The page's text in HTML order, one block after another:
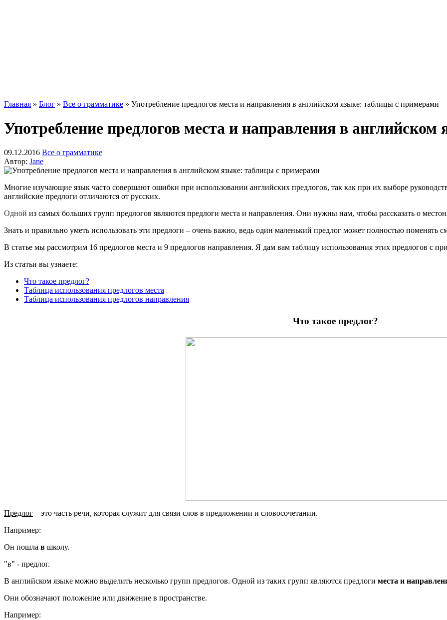
Главная » Блог » Все о грамматике » Употребление предлогов места и направления в английском языке: таблицы с примерами
Употребление предлогов места и направления в
09.12.2016 Все о грамматике
Автор: Jane
Многие изучающие язык часто совершают ошибки при использовании английских предлогов, так как при их выборе
английские предлоги отличаются от русских.
Одной из самых больших групп предлогов являются предлоги места и направления. Они нужны нам, чтобы рассказать о
Знать и правильно уметь использовать эти предлоги – очень важно, ведь один маленький предлог может полностью поменять
В статье мы рассмотрим 16 предлогов места и 9 предлогов направления. Я дам вам таблицу использования этих предлогов с
Из статьи вы узнаете:
Что такое предлог?
Таблица использования предлогов места
Таблица использования предлогов направления
Что такое предлог?
Предлог – это часть речи, которая служит для связи слов в предложении и словосочетании.
Например:
Он пошла в школу.
"в" - предлог.
В английском языке можно выделить несколько групп предлогов. Одной из таких групп являются предлоги места и
Они обозначают положение или движение в пространстве.
Например: